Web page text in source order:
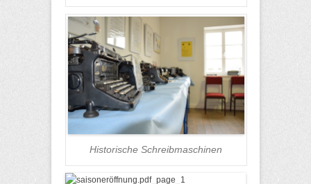
Historische Schreibmaschinen